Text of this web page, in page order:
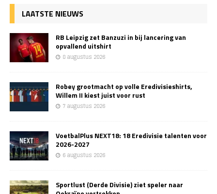
LAATSTE NIEUWS
RB Leipzig zet Banzuzi in bij lancering van
opvallend uitshirt
8 augustus 2026
Robey grootmacht op volle Eredivisieshirts,
Willem II kiest juist voor rust
7 augustus 2026
VoetbalPlus NEXT18: 18 Eredivisie talenten voor
2026-2027
6 augustus 2026
Sportlust (Derde Divisie) ziet speler naar